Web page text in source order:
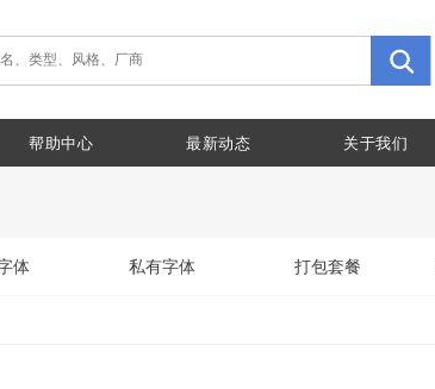
帮助中心 最新动态 关于我们
体 私有字体 打包套餐